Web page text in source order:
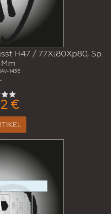
H47 / 77Xl80Xp80, Sp.
1436
€